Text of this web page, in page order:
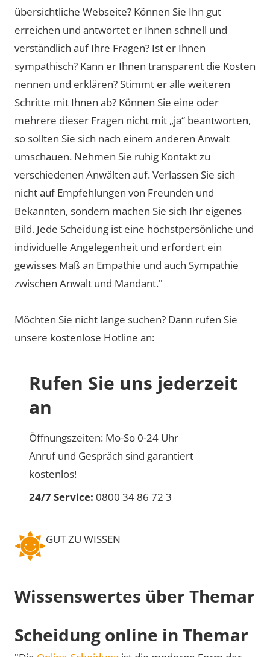
übersichtliche Webseite? Können Sie Ihn gut
erreichen und antwortet er Ihnen schnell und
verständlich auf Ihre Fragen? Ist er Ihnen
sympathisch? Kann er Ihnen transparent die Kosten
nennen und erklären? Stimmt er alle weiteren
Schritte mit Ihnen ab? Können Sie eine oder
mehrere dieser Fragen nicht mit „ja“ beantworten,
so sollten Sie sich nach einem anderen Anwalt
umschauen. Nehmen Sie ruhig Kontakt zu
verschiedenen Anwälten auf. Verlassen Sie sich
nicht auf Empfehlungen von Freunden und
Bekannten, sondern machen Sie sich Ihr eigenes
Bild. Jede Scheidung ist eine höchstpersönliche und
individuelle Angelegenheit und erfordert ein
gewisses Maß an Empathie und auch Sympathie
zwischen Anwalt und Mandant."
Möchten Sie nicht lange suchen? Dann rufen Sie
unsere kostenlose Hotline an:
Rufen Sie uns jederzeit
an
Öffnungszeiten: Mo-So 0-24 Uhr
Anruf und Gespräch sind garantiert
kostenlos!
24/7 Service: 0800 34 86 72 3
GUT ZU WISSEN
Wissenswertes über Themar
Scheidung online in Themar